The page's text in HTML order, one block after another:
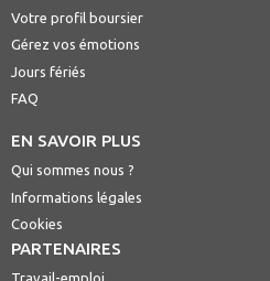
Votre profil boursier
Gérez vos émotions
Jours fériés
FAQ
EN SAVOIR PLUS
Qui sommes nous ?
Informations légales
Cookies
PARTENAIRES